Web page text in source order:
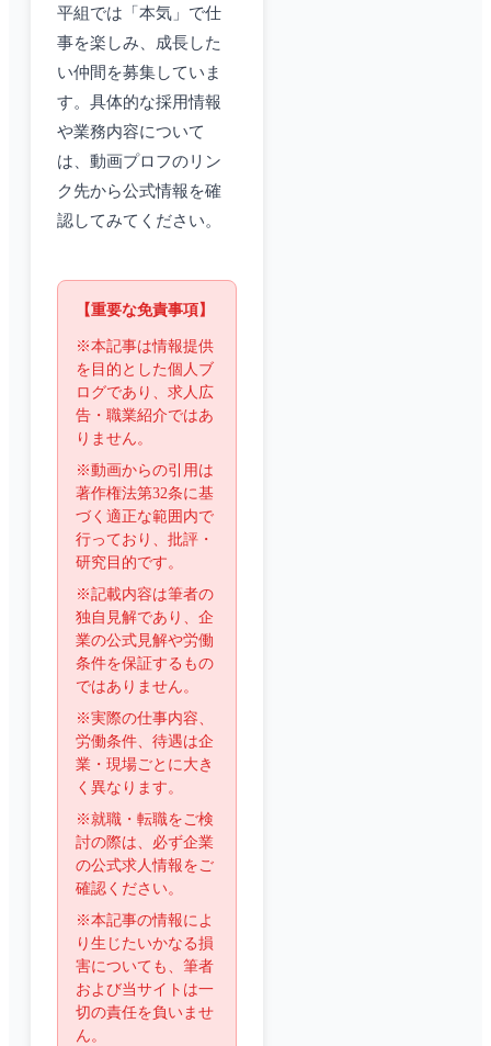
平組では「本気」で仕
事を楽しみ、成長した
い仲間を募集していま
す。具体的な採用情報
や業務内容について
は、動画プロフのリン
ク先から公式情報を確
認してみてください。
【重要な免責事項】
※本記事は情報提供
を目的とした個人ブ
ログであり、求人広
告・職業紹介ではあ
りません。
※動画からの引用は
著作権法第32条に基
づく適正な範囲内で
行っており、批評・
研究目的です。
※記載内容は筆者の
独自見解であり、企
業の公式見解や労働
条件を保証するもの
ではありません。
※実際の仕事内容、
労働条件、待遇は企
業・現場ごとに大き
く異なります。
※就職・転職をご検
討の際は、必ず企業
の公式求人情報をご
確認ください。
※本記事の情報によ
り生じたいかなる損
害についても、筆者
および当サイトは一
切の責任を負いませ
ん。